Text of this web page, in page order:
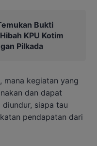
Bukti
KPU Kotim
Pilkada
mana kegiatan yang
dan dapat
siapa tau
pendapatan dari